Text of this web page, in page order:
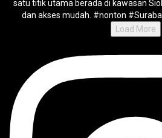
Load More